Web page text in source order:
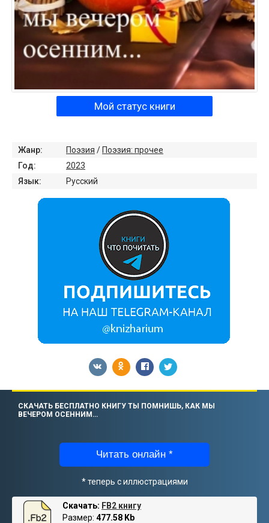
Мой статус книги
Жанр: Поэзия / Поэзия: прочее
Год:
2023
Язык:
Русский
СКАЧАТЬ БЕСПЛАТНО КНИГУ ТЫ ПОМНИШЬ, КАК МЫ
ВЕЧЕРОМ ОСЕННИМ…
Читать онлайн *
* теперь с иллюстрациями
Скачать: FB2 книгу
Размер: 477.58 Kb